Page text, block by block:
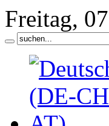
Freitag,